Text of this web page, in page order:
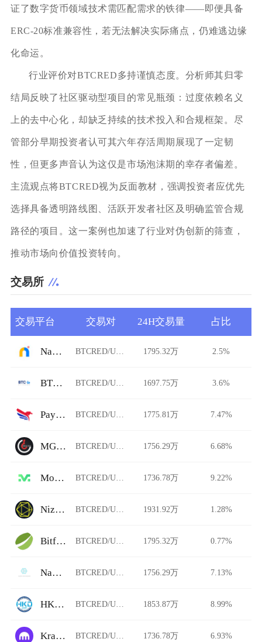
证了数字货币领域技术需匹配需求的铁律——即便具备
ERC-20标准兼容性，若无法解决实际痛点，仍难逃边缘
化命运。
行业评价对BTCRED多持谨慎态度。分析师其归零
结局反映了社区驱动型项目的常见瓶颈：过度依赖名义
上的去中心化，却缺乏持续的技术投入和合规框架。尽
管部分早期投资者认可其六年存活周期展现了一定韧
性，但更多声音认为这仅是市场泡沫期的幸存者偏差。
主流观点将BTCRED视为反面教材，强调投资者应优先
选择具备透明路线图、活跃开发者社区及明确监管合规
路径的项目。这一案例也加速了行业对伪创新的筛查，
推动市场向价值投资转向。
交易所
交易平台 交易对 24H交易量 占比
Namebase BTCRED/USDT 1795.32万 2.5%
BTCBank BTCRED/USDT 1697.75万 3.6%
PayBito BTCRED/USDT 1775.81万 7.47%
MGCEX.NZ BTCRED/USDT 1756.29万 6.68%
Morgan BTCRED/USDT 1736.78万 9.22%
Niza.io BTCRED/USDT 1931.92万 1.28%
Bitfinex BTCRED/USDT 1795.32万 0.77%
Nami Exchange BTCRED/USDT 1756.29万 7.13%
HKD.com BTCRED/USDT 1853.87万 8.99%
Kraken BTCRED/USDT 1736.78万 6.93%